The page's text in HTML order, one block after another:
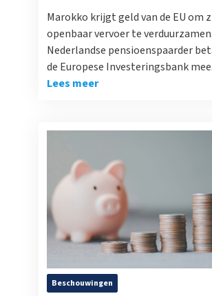
Marokko krijgt geld van de EU om
openbaar vervoer te
Nederlandse pensioenspaarder
de Europese Investeringsbank mee.
Lees meer
Beschouwingen